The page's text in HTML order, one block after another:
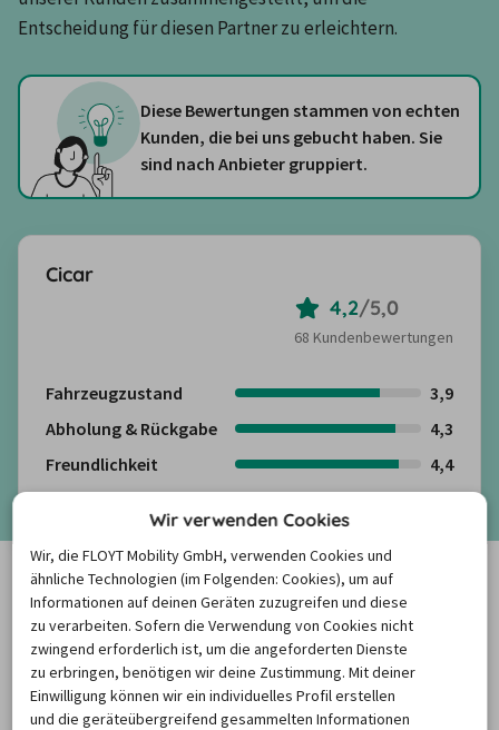
Entscheidung für diesen Partner zu erleichtern.
Diese Bewertungen stammen von echten
Kunden, die bei uns gebucht haben. Sie
sind nach Anbieter gruppiert.
Cicar
4,2/5,0
68 Kundenbewertungen
Fahrzeugzustand
3,9
Abholung & Rückgabe
4,3
Freundlichkeit
4,4
Kundenbewertungen anzeigen
MIETWAGEN ABHOLSTATIONEN
Wo befinden sich die Mietwagen-
Stationen auf Gran Canaria?
Wir verwenden Cookies
Wir, die FLOYT Mobility GmbH, verwenden Cookies und
ähnliche Technologien (im Folgenden: Cookies), um auf
Informationen auf deinen Geräten zuzugreifen und diese
zu verarbeiten. Sofern die Verwendung von Cookies nicht
zwingend erforderlich ist, um die angeforderten Dienste
zu erbringen, benötigen wir deine Zustimmung. Mit deiner
Einwilligung können wir ein individuelles Profil erstellen
und die geräteübergreifend gesammelten Informationen